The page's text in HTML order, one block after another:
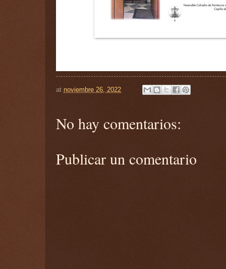
at noviembre 26, 2022
No hay comentarios:
Publicar un comentario